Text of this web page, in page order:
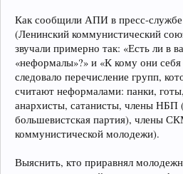
Как сообщили АПИ в пресс-
(Ленинский коммунистический
звучали примерно так: «Есть ли в
«неформалы»?» и «К кому они
следовало перечисление групп,
считают неформалами: панки,
анархисты, сатанисты, члены НБП
большевистская партия), члены
коммунистической молодежи).
Выяснить, кто приравнял